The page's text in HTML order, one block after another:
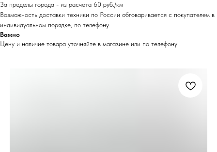
За пределы города - из расчета 60 руб./км
Возможность доставки техники по России обговаривается с покупателем в
индивидуальном порядке, по телефону.
Важно
Цену и наличие товара уточняйте в магазине или по телефону